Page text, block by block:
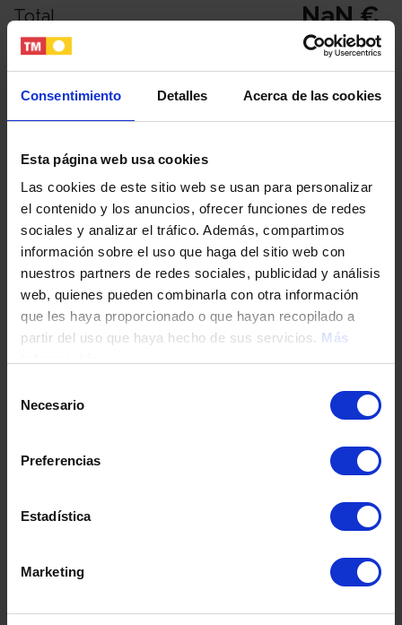
Consentimiento Detalles Acerca de las cookies
Esta página web usa cookies
Las cookies de este sitio web se usan para personalizar
el contenido y los anuncios, ofrecer funciones de redes
sociales y analizar el tráfico. Además, compartimos
información sobre el uso que haga del sitio web con
nuestros partners de redes sociales, publicidad y análisis
web, quienes pueden combinarla con otra información
que les haya proporcionado o que hayan recopilado a
partir del uso que haya hecho de sus servicios. Más
Necesario
Preferencias
Estadística
Marketing
Tu nombre y apellidos
Tu teléfono
DNI / Pasaporte / NIE
Población
Total NaN €